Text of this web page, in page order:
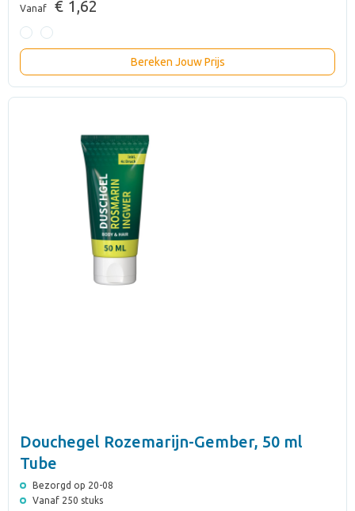
Vanaf € 1,62
Bereken Jouw Prijs
Douchegel Rozemarijn-Gember, 50 ml
Tube
Bezorgd op 20-08
Vanaf 250 stuks